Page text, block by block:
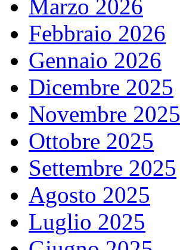
Marzo 2026
Febbraio 2026
Gennaio 2026
Dicembre 2025
Novembre 2025
Ottobre 2025
Settembre 2025
Agosto 2025
Luglio 2025